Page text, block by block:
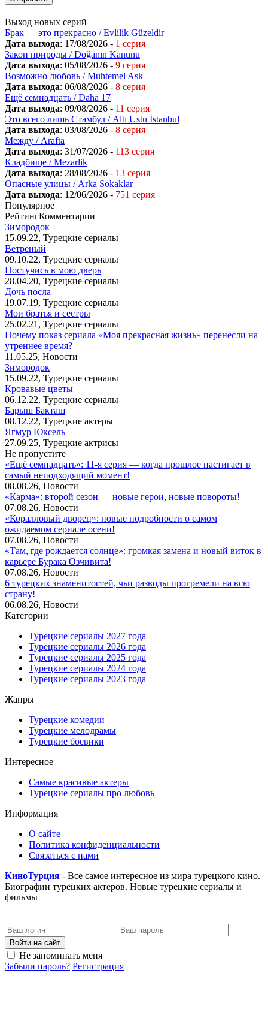
Выход новых серий
Брак — это прекрасно / Evlilik Güzeldir
Дата выхода: 17/08/2026 - 1 серия
Закон природы / Doğanın Kanunu
Дата выхода: 05/08/2026 - 9 серия
Возможно любовь / Muhtemel Ask
Дата выхода: 06/08/2026 - 8 серия
Ещё семнадцать / Daha 17
Дата выхода: 09/08/2026 - 11 серия
Это всего лишь Стамбул / Altı Ustu İstanbul
Дата выхода: 03/08/2026 - 8 серия
Между / Arafta
Дата выхода: 31/07/2026 - 113 серия
Кладбище / Mezarlik
Дата выхода: 28/08/2026 - 13 серия
Опасные улицы / Arka Sokaklar
Дата выхода: 12/06/2026 - 751 серия
Популярное
РейтингКомментарии
Зимородок
15.09.22, Турецкие сериалы
Ветреный
09.10.22, Турецкие сериалы
Постучись в мою дверь
28.04.20, Турецкие сериалы
Дочь посла
19.07.19, Турецкие сериалы
Мои братья и сестры
25.02.21, Турецкие сериалы
Почему показ сериала «Моя прекрасная жизнь» перенесли на
утреннее время?
11.05.25, Новости
Зимородок
15.09.22, Турецкие сериалы
Кровавые цветы
06.12.22, Турецкие сериалы
Барыш Бакташ
08.12.22, Турецкие актеры
Ягмур Юксель
27.09.25, Турецкие актрисы
Не пропустите
«Ещё семнадцать»: 11‑я серия — когда прошлое настигает в
самый неподходящий момент!
08.08.26, Новости
«Карма»: второй сезон — новые герои, новые повороты!
07.08.26, Новости
«Коралловый дворец»: новые подробности о самом
ожидаемом сериале осени!
07.08.26, Новости
«Там, где рождается солнце»: громкая замена и новый виток в
карьере Бурака Озчивита!
07.08.26, Новости
6 турецких знаменитостей, чьи разводы прогремели на всю
страну!
06.08.26, Новости
Категории
Турецкие сериалы 2027 года
Турецкие сериалы 2026 года
Турецкие сериалы 2025 года
Турецкие сериалы 2024 года
Турецкие сериалы 2023 года
Жанры
Турецкие комедии
Турецкие мелодрамы
Турецкие боевики
Интересное
Самые красивые актеры
Турецкие сериалы про любовь
Информация
О сайте
Политика конфиденциальности
Связаться с нами
КиноТурция - Все самое интересное из мира турецкого кино.
Биографии турецких актеров. Новые турецкие сериалы и
фильмы
Войти на сайт
Не запоминать меня
Забыли пароль? Регистрация